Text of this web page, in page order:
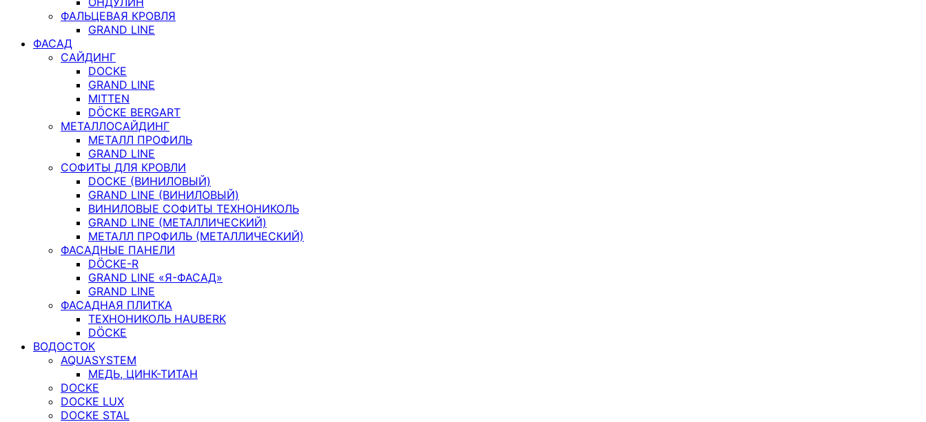
ФАЛЬЦЕВАЯ КРОВЛЯ
GRAND LINE
ФАСАД
САЙДИНГ
DOCKE
GRAND LINE
MITTEN
DÖCKE BERGART
МЕТАЛЛОСАЙДИНГ
МЕТАЛЛ ПРОФИЛЬ
GRAND LINE
СОФИТЫ ДЛЯ КРОВЛИ
DOCKE (ВИНИЛОВЫЙ)
GRAND LINE (ВИНИЛОВЫЙ)
ВИНИЛОВЫЕ СОФИТЫ ТЕХНОНИКОЛЬ
GRAND LINE (МЕТАЛЛИЧЕСКИЙ)
МЕТАЛЛ ПРОФИЛЬ (МЕТАЛЛИЧЕСКИЙ)
ФАСАДНЫЕ ПАНЕЛИ
DÖCKE-R
GRAND LINE «Я-ФАСАД»
GRAND LINE
ФАСАДНАЯ ПЛИТКА
ТЕХНОНИКОЛЬ HAUBERK
DÖCKE
ВОДОСТОК
AQUASYSTEM
МЕДЬ, ЦИНК-ТИТАН
DOCKE
DOCKE LUX
DOCKE STAL